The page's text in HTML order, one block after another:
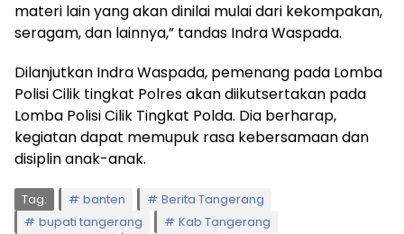
materi lain yang akan dinilai mulai dari kekompakan,
seragam, dan lainnya,” tandas Indra Waspada.
Dilanjutkan Indra Waspada, pemenang pada Lomba
Polisi Cilik tingkat Polres akan diikutsertakan pada
Lomba Polisi Cilik Tingkat Polda. Dia berharap,
kegiatan dapat memupuk rasa kebersamaan dan
disiplin anak-anak.
Tag: banten
Berita Tangerang
bupati tangerang
Kab Tangerang